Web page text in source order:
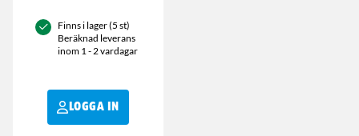
Finns i lager (5 st)
Beräknad leverans
inom 1 - 2 vardagar
LOGGA IN